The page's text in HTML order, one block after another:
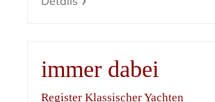
immer dabei
Register Klassischer Yachten